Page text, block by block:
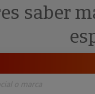
y ERP
· Recuperación de
Investigada
saber